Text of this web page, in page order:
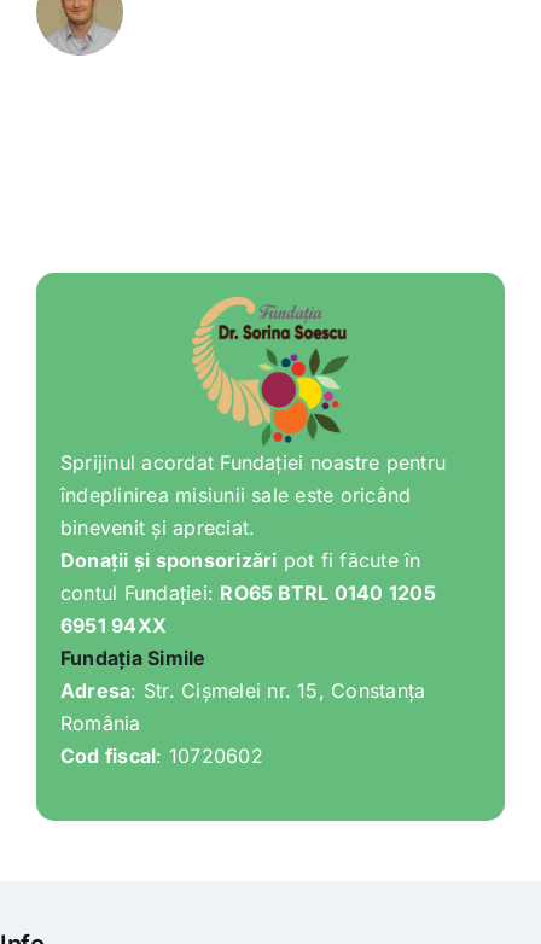
Sprijinul acordat Fundației noastre pentru
îndeplinirea misiunii sale este oricând
binevenit și apreciat.
Donații și sponsorizări pot fi făcute în
contul Fundației: RO65 BTRL 0140 1205
6951 94XX
Fundația Simile
Adresa: Str. Cișmelei nr. 15, Constanța
România
Cod fiscal: 10720602